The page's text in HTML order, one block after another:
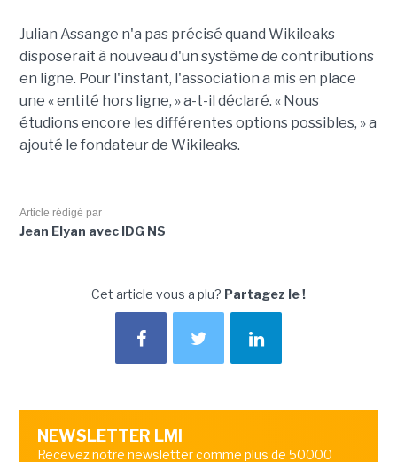
Julian Assange n'a pas précisé quand Wikileaks
disposerait à nouveau d'un système de contributions
en ligne. Pour l'instant, l'association a mis en place
une « entité hors ligne, » a-t-il déclaré. « Nous
étudions encore les différentes options possibles, » a
ajouté le fondateur de Wikileaks.
Article rédigé par
Jean Elyan avec IDG NS
Cet article vous a plu? Partagez le !
NEWSLETTER LMI
Recevez notre newsletter comme plus de 50000